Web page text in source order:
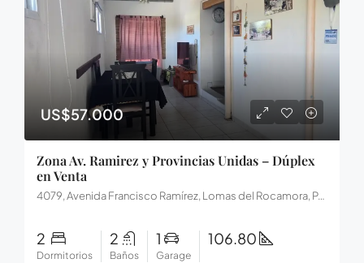
US$57.000
Zona Av. Ramirez y Provincias Unidas – Dúplex
en Venta
4079, Avenida Francisco Ramírez, Lomas del Rocamora, Paraná, Municipio de Paraná, Distrito Sauce, Departamento Paraná, Entre Ríos, E3104HMA, Argentina
2
Dormitorios
2
Baños
1
Garage
106.80